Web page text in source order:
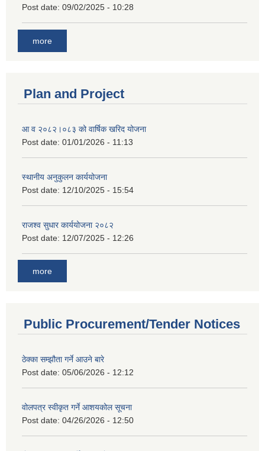
Post date: 09/02/2025 - 10:28
more
Plan and Project
आ व २०८२।०८३ को वार्षिक खरिद योजना
Post date: 01/01/2026 - 11:13
स्थानीय अनुकुलन कार्ययोजना
Post date: 12/10/2025 - 15:54
राजश्व सुधार कार्ययोजना २०८२
Post date: 12/07/2025 - 12:26
more
Public Procurement/Tender Notices
ठेक्का सम्झौता गर्ने आउने बारे
Post date: 05/06/2026 - 12:12
वोलपत्र स्वीकृत गर्ने आशयकोल सूचना
Post date: 04/26/2026 - 12:50